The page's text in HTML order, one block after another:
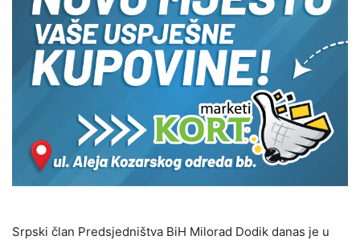
Srpski član Predsjedništva BiH Milorad Dodik danas je u